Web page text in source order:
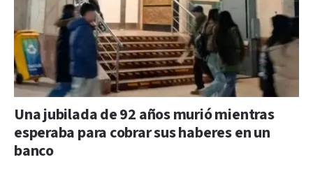
Una jubilada de 92 años murió mientras
esperaba para cobrar sus haberes en un
banco